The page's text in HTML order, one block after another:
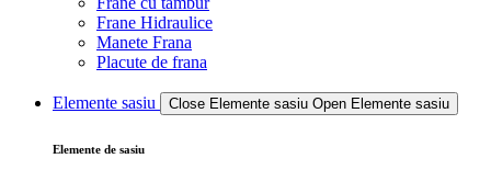
Frane Hidraulice
Manete Frana
Placute de frana
Elemente sasiu Close Elemente sasiu Open Elemente sasiu
Elemente de sasiu